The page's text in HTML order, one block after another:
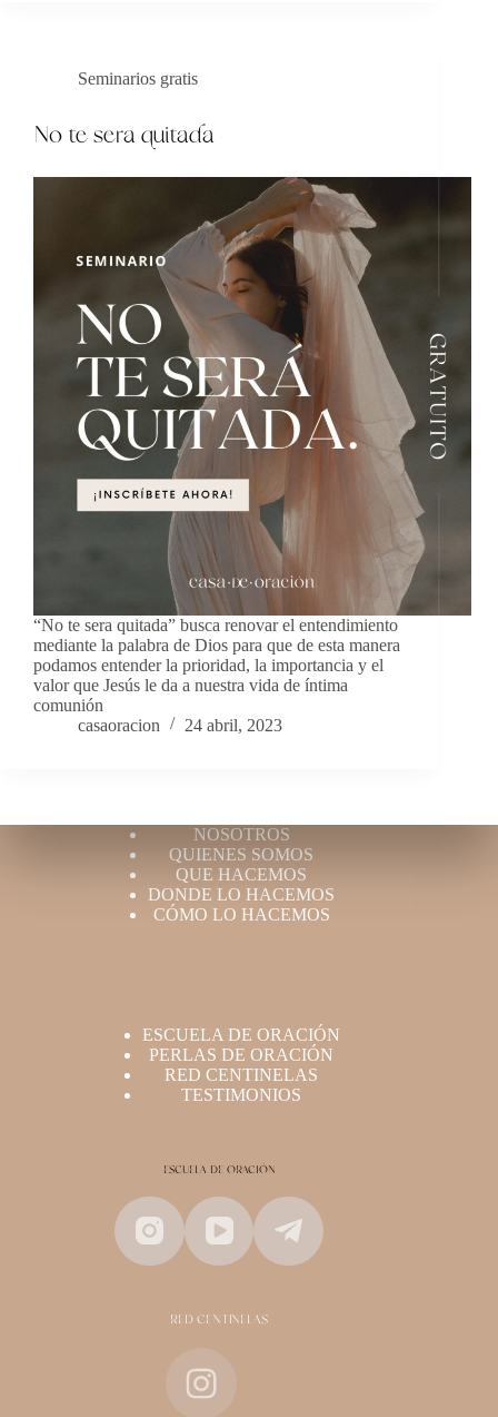
Seminarios gratis
No te sera quitada
“No te sera quitada” busca renovar el entendimiento
mediante la palabra de Dios para que de esta manera
podamos entender la prioridad, la importancia y el
valor que Jesús le da a nuestra vida de íntima
comunión
casaoracion
24 abril, 2023
NOSOTROS
QUIENES SOMOS
QUE HACEMOS
DONDE LO HACEMOS
CÓMO LO HACEMOS
ESCUELA DE ORACIÓN
PERLAS DE ORACIÓN
RED CENTINELAS
TESTIMONIOS
ESCUELA DE ORACIÓN
RED CENTINELAS